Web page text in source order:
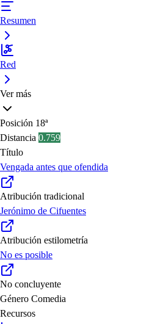
Resumen
Red
Ver más
Posición 18ª
Distancia 0.759
Título
Vengada antes que ofendida
Atribución tradicional
Jerónimo de Cifuentes
Atribución estilometría
No es posible
No concluyente
Género Comedia
Recursos